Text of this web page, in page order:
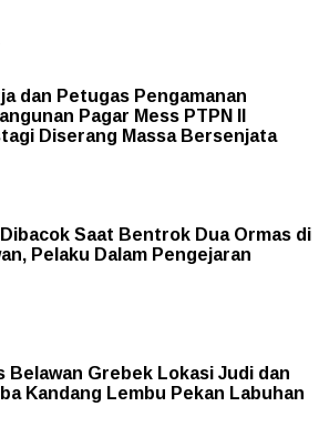
dan Petugas Pengamanan
Pagar Mess PTPN II
Diserang Massa Bersenjata
Saat Bentrok Dua Ormas di
Pelaku Dalam Pengejaran
Belawan Grebek Lokasi Judi dan
Kandang Lembu Pekan Labuhan